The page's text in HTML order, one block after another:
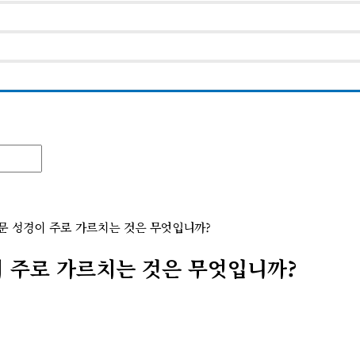
성경이 주로 가르치는 것은 무엇입니까?
로 가르치는 것은 무엇입니까?